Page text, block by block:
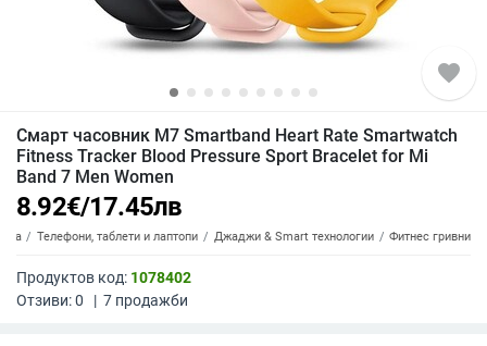
favorite
Смарт часовник M7 Smartband Heart Rate Smartwatch
Fitness Tracker Blood Pressure Sport Bracelet for Mi
Band 7 Men Women
8.92€/17.45лв
Телефони, таблети и лаптопи Джаджи & Smart технологии Фитнес гривни
Продуктов код: 1078402
Отзиви:0 | 7 продажби